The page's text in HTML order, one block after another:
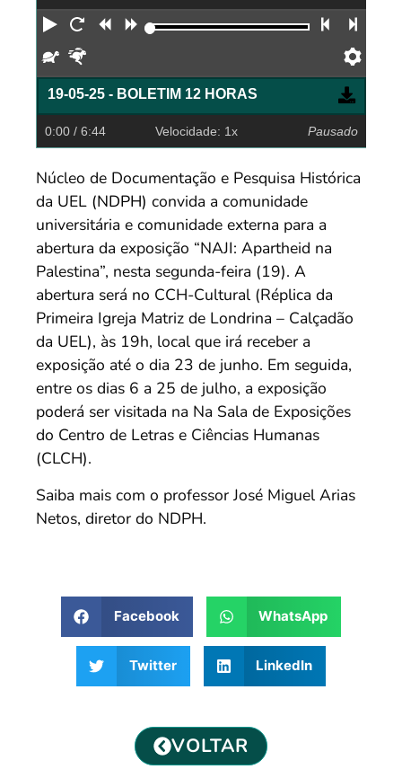
Reproduzir
Reiniciar
Retroceder
Avançar Faixa
Devagar
19-05-25 - BOLETIM 12 HORAS
0:00 / 6:44 Velocidade: 1x Pausado
Núcleo de Documentação e Pesquisa Histórica
da UEL (NDPH) convida a comunidade
universitária e comunidade externa para a
abertura da exposição “NAJI: Apartheid na
Palestina”, nesta segunda-feira (19). A
abertura será no CCH-Cultural (Réplica da
Primeira Igreja Matriz de Londrina – Calçadão
da UEL), às 19h, local que irá receber a
exposição até o dia 23 de junho. Em seguida,
entre os dias 6 a 25 de julho, a exposição
poderá ser visitada na Na Sala de Exposições
do Centro de Letras e Ciências Humanas
(CLCH).
Saiba mais com o professor José Miguel Arias
Netos, diretor do NDPH.
Facebook WhatsApp
Twitter LinkedIn
VOLTAR